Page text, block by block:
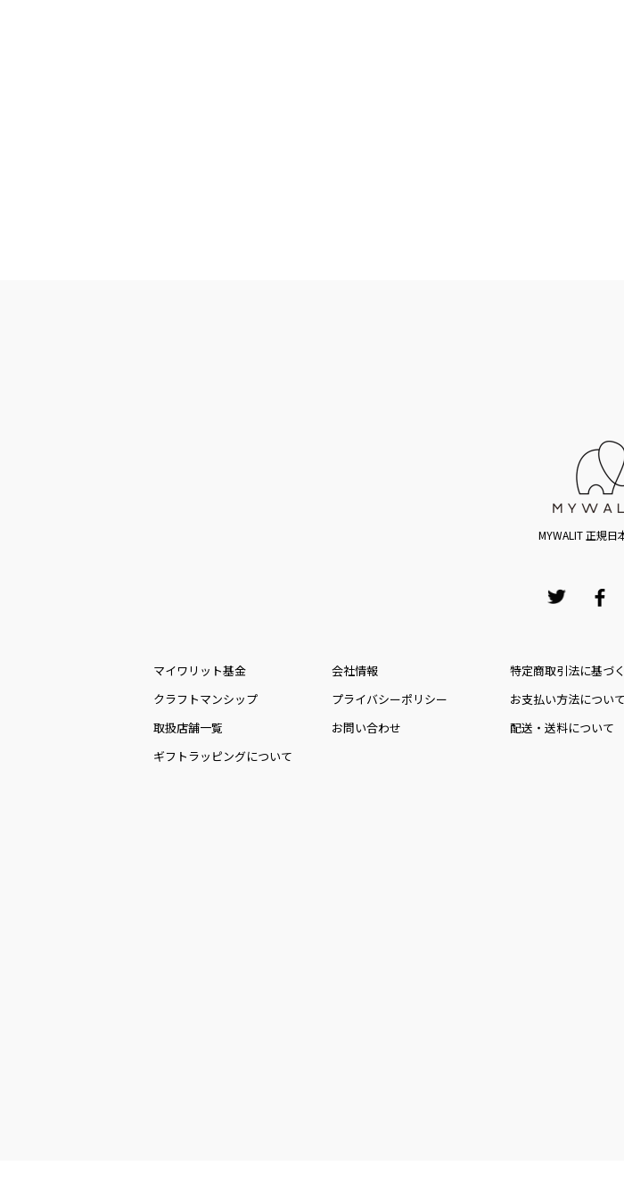
MYWALIT 正規日
マイワリット基金
クラフトマンシップ
取扱店舗一覧
ギフトラッピングについて
会社情報
プライバシーポリシー
お問い合わせ
特定商取引法に基づ
お⽀払い⽅法について
配送・送料について